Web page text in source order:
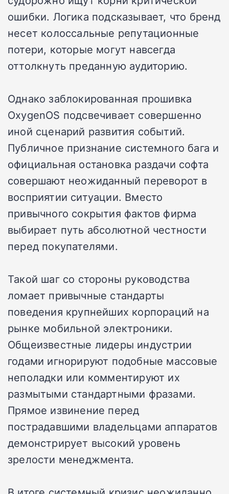
ошибки. Логика подсказывает, что бренд
несет колоссальные репутационные
потери, которые могут навсегда
оттолкнуть преданную аудиторию.
Однако заблокированная прошивка
OxygenOS подсвечивает совершенно
иной сценарий развития событий.
Публичное признание системного бага и
официальная остановка раздачи софта
совершают неожиданный переворот в
восприятии ситуации. Вместо
привычного сокрытия фактов фирма
выбирает путь абсолютной честности
перед покупателями.
Такой шаг со стороны руководства
ломает привычные стандарты
поведения крупнейших корпораций на
рынке мобильной электроники.
Общеизвестные лидеры индустрии
годами игнорируют подобные массовые
неполадки или комментируют их
размытыми стандартными фразами.
Прямое извинение перед
пострадавшими владельцами аппаратов
демонстрирует высокий уровень
зрелости менеджмента.